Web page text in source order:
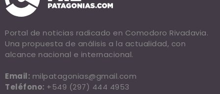
Portal de noticias radicado en Comodoro Rivadavia.
Una propuesta de análisis a la actualidad, con
alcance nacional e internacional.
Email: milpatagonias@gmail.com
Teléfono: +549 (297) 444 4953